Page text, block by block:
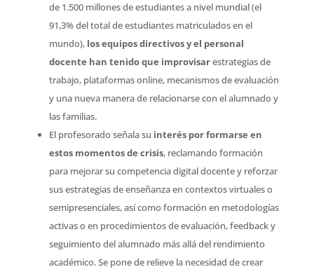
de 1.500 millones de estudiantes a nivel mundial (el
91,3% del total de estudiantes matriculados en el
mundo), los equipos directivos y el personal
docente han tenido que improvisarestrategias de
trabajo, plataformas online, mecanismos de evaluación
y una nueva manera de relacionarse con el alumnado y
las familias.
El profesorado señala su interés por formarse en
estos momentos de crisis, reclamando formación
para mejorar su competencia digital docente y reforzar
sus estrategias de enseñanza en contextos virtuales o
semipresenciales, así como formación en metodologías
activas o en procedimientos de evaluación, feedback y
seguimiento del alumnado más allá del rendimiento
académico. Se pone de relieve la necesidad de crear